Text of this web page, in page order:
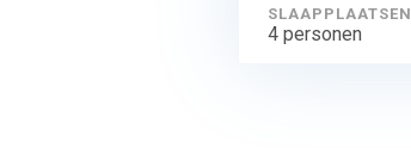
SLAAPPLAATSEN
4 personen